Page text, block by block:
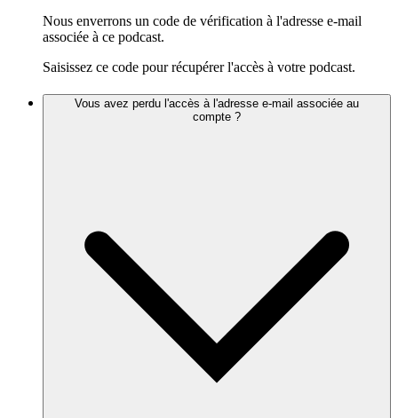
Nous enverrons un code de vérification à l'adresse e-mail
associée à ce podcast.
Saisissez ce code pour récupérer l'accès à votre podcast.
Vous avez perdu l'accès à l'adresse e-mail associée au
compte ?